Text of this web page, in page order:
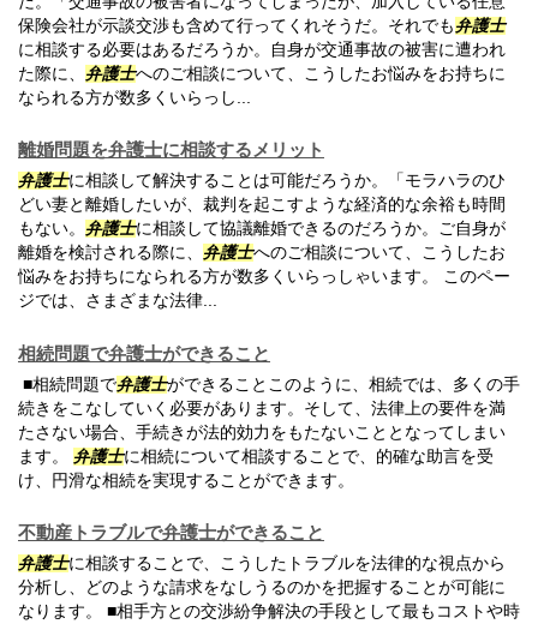
保険会社が示談交渉も含めて行ってくれそうだ。それでも 弁護士
に相談する必要はあるだろうか。自身が交通事故の被害に遭われ
た際に、 弁護士へのご相談について、こうしたお悩みをお持ちに
なられる方が数多くいらっし...
離婚問題を弁護士に相談するメリット
弁護士に相談して解決することは可能だろうか。「モラハラのひ
どい妻と離婚したいが、裁判を起こすような経済的な余裕も時間
もない。 弁護士に相談して協議離婚できるのだろうか。ご自身が
離婚を検討される際に、 弁護士へのご相談について、こうしたお
悩みをお持ちになられる方が数多くいらっしゃいます。 このペー
ジでは、さまざまな法律...
相続問題で弁護士ができること
■相続問題で弁護士ができることこのように、相続では、多くの手
続きをこなしていく必要があります。そして、法律上の要件を満
たさない場合、手続きが法的効力をもたないこととなってしまい
ます。 弁護士に相続について相談することで、的確な助言を受
け、円滑な相続を実現することができます。
不動産トラブルで弁護士ができること
弁護士に相談することで、こうしたトラブルを法律的な視点から
分析し、どのような請求をなしうるのかを把握することが可能に
なります。 ■相手方との交渉紛争解決の手段として最もコストや時